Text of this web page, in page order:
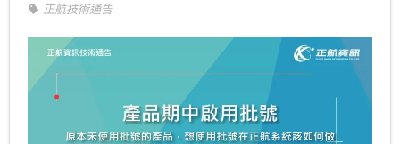
隱私權政策
正航技術通告